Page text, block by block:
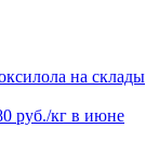
на склады
руб./кг в июне